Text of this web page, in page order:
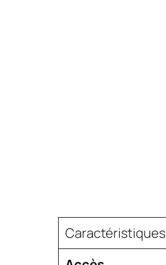
Caractéristiques